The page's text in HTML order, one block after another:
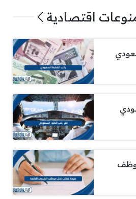
اقتصادية